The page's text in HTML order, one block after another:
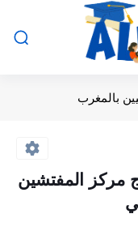
بالمغرب
مركز المفتشين